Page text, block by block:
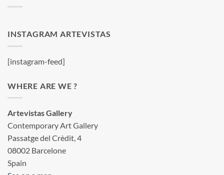
INSTAGRAM ARTEVISTAS
[instagram-feed]
WHERE ARE WE ?
Artevistas Gallery
Contemporary Art Gallery
Passatge del Crèdit, 4
08002 Barcelone
Spain